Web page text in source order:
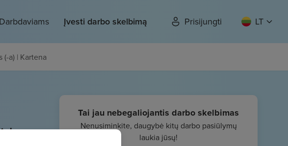
Darbdaviams Įvesti darbo skelbimą Prisijungti LT
a) | Kartena
|
Tai jau nebegaliojantis darbo skelbimas
Nenusiminkite, daugybė kitų darbo pasiūlymų
laukia jūsų!